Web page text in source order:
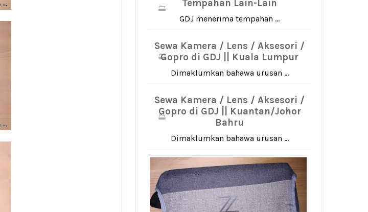
Tempahan Lain-Lain
GDJ menerima tempahan ...
Sewa Kamera / Lens / Aksesori /
Gopro di GDJ || Kuala Lumpur
Dimaklumkan bahawa urusan ...
Sewa Kamera / Lens / Aksesori /
Gopro di GDJ || Kuantan/Johor
Bahru
Dimaklumkan bahawa urusan ...